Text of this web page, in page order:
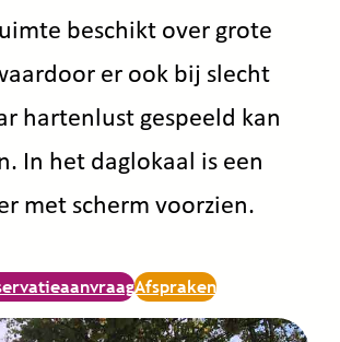
beschikt over grote
er ook bij slecht
hartenlust gespeeld kan
In het daglokaal is een
met scherm voorzien.
Afspraken